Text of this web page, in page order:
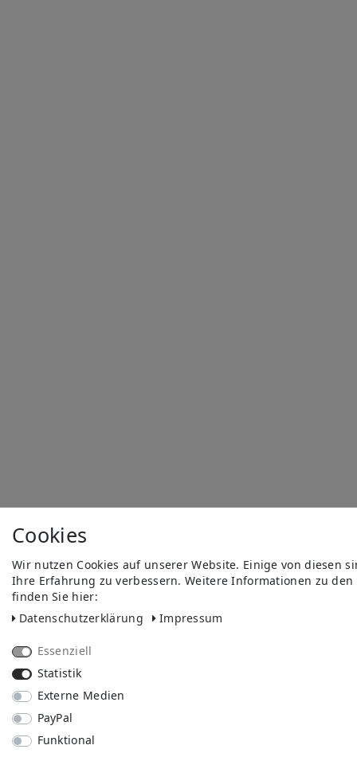
Cookies
Wir nutzen Cookies auf unserer Website. Einige von diesen
Ihre Erfahrung zu verbessern. Weitere Informationen zu
finden Sie hier:
Daten­schutz­erklärung
Impressum
Essenziell
Statistik
Externe Medien
PayPal
Funktional